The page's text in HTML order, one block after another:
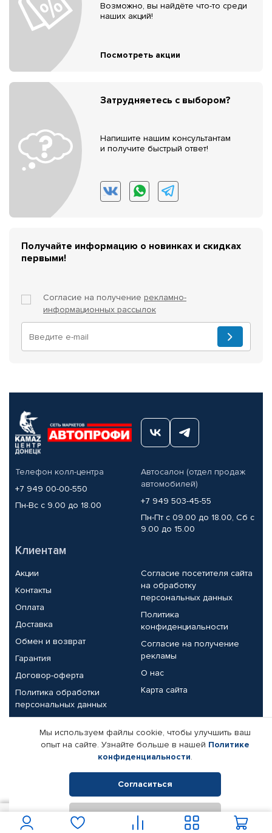
Возможно, вы найдёте что-то среди
наших акций!
Посмотреть акции
Затрудняетесь с выбором?
Напишите нашим консультантам
и получите быстрый ответ!
Получайте информацию о новинках и скидках
первыми!
Согласие на получение рекламно-
информационных рассылок
Телефон колл-центра
+7 949 00-00-550
Пн-Вс с 9.00 до 18.00
Автосалон (отдел продаж
автомобилей)
+7 949 503-45-55
Пн-Пт с 09.00 до 18.00, Сб с
9.00 до 15.00
Клиентам
Акции
Контакты
Оплата
Доставка
Обмен и возврат
Гарантия
Договор-оферта
Политика обработки
персональных данных
Согласие посетителя сайта
на обработку
персональных данных
Политика
конфиденциальности
Согласие на получение
рекламы
О нас
Карта сайта
Партнерам
Корпоративным клиентам
Поставщикам
Реквизиты компании
© КАМАЗ ЦЕНТР ДОНЕЦК, 2015-2026. Все права защищены.
Интернет-магазин автомобильных товаров Автопрофи.
Мы используем файлы cookie, чтобы улучшить ваш
опыт на сайте. Узнайте больше в нашей Политике
конфиденциальности.
Согласиться
Отклонить
В корзину